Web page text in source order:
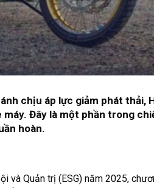
chịu áp lực giảm phát thải,
Đây là một phần trong
hoàn.
và Quản trị (ESG) năm 2025,